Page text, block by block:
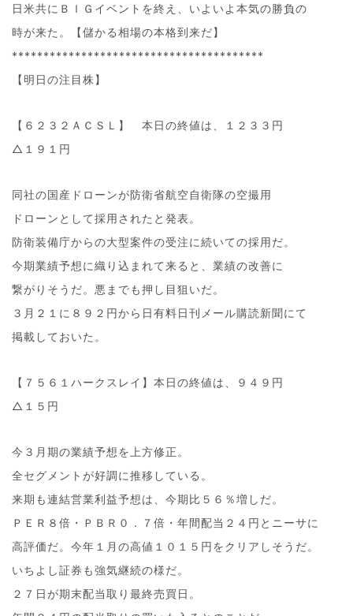
日米共にＢＩＧイベントを終え、いよいよ本気の勝負の
時が来た。【儲かる相場の本格到来だ】
****************************************
【明日の注目株】
【６２３２ＡＣＳＬ】 本日の終値は、１２３３円
△１９１円
同社の国産ドローンが防衛省航空自衛隊の空撮用
ドローンとして採用されたと発表。
防衛装備庁からの大型案件の受注に続いての採用だ。
今期業績予想に織り込まれて来ると、業績の改善に
繋がりそうだ。悪までも押し目狙いだ。
３月２１に８９２円から日有料日刊メール購読新聞にて
掲載しておいた。
【７５６１ハークスレイ】本日の終値は、９４９円
△１５円
今３月期の業績予想を上方修正。
全セグメントが好調に推移している。
来期も連結営業利益予想は、今期比５６％増しだ。
ＰＥＲ８倍・ＰＢＲ０．７倍・年間配当２４円とニーサに
高評価だ。今年１月の高値１０１５円をクリアしそうだ。
いちよし証券も強気継続の様だ。
２７日が期末配当取り最終売買日。